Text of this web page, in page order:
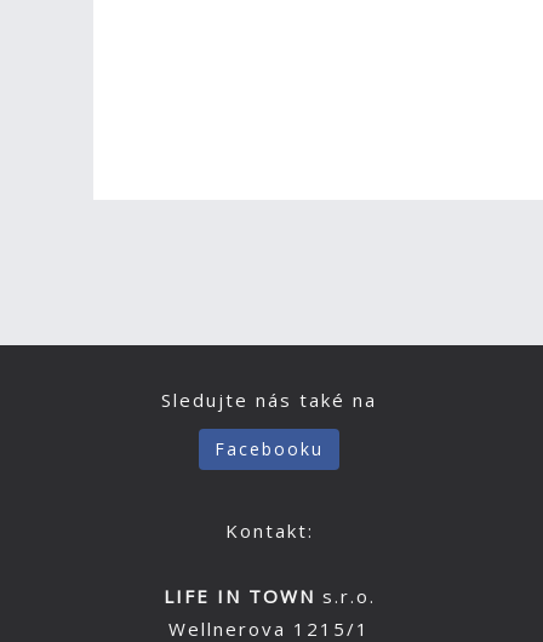
Sledujte nás také na
Facebooku
Kontakt:
LIFE IN TOWN s.r.o.
Wellnerova 1215/1